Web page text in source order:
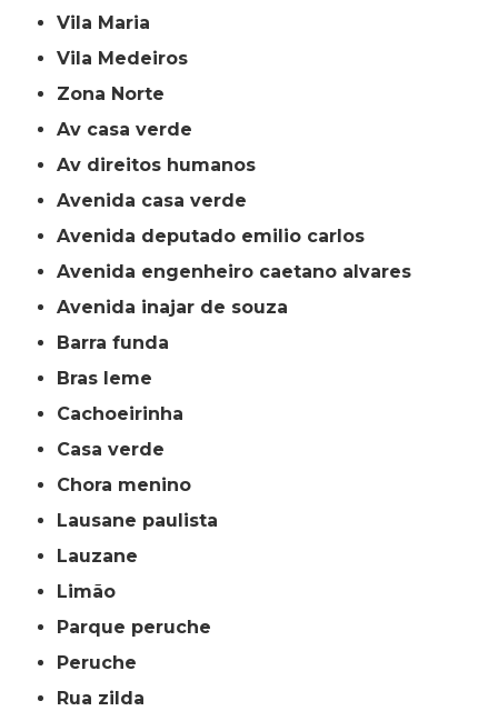
Vila Maria
Vila Medeiros
Zona Norte
av casa verde
av direitos humanos
avenida casa verde
avenida deputado emilio carlos
avenida engenheiro caetano alvares
avenida inajar de souza
barra funda
bras leme
cachoeirinha
casa verde
chora menino
lausane paulista
lauzane
limão
parque peruche
peruche
rua zilda